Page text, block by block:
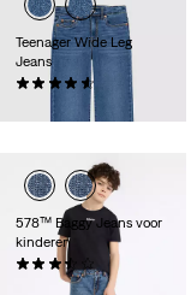
Teenager Wide Leg
Jeans
578™ Baggy Jeans voor
kinderen
€ 44,95